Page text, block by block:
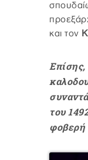
και τον
του
φοβερή